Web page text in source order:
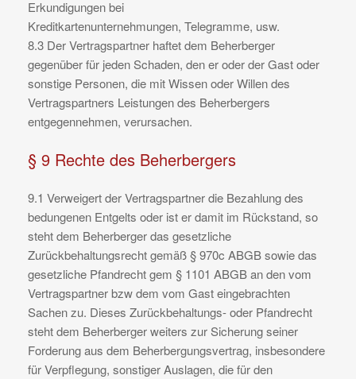
Erkundigungen bei
Kreditkartenunternehmungen, Telegramme, usw.
8.3 Der Vertragspartner haftet dem Beherberger
gegenüber für jeden Schaden, den er oder der Gast oder
sonstige Personen, die mit Wissen oder Willen des
Vertragspartners Leistungen des Beherbergers
entgegennehmen, verursachen.
§ 9 Rechte des Beherbergers
9.1 Verweigert der Vertragspartner die Bezahlung des
bedungenen Entgelts oder ist er damit im Rückstand, so
steht dem Beherberger das gesetzliche
Zurückbehaltungsrecht gemäß § 970c ABGB sowie das
gesetzliche Pfandrecht gem § 1101 ABGB an den vom
Vertragspartner bzw dem vom Gast eingebrachten
Sachen zu. Dieses Zurückbehaltungs- oder Pfandrecht
steht dem Beherberger weiters zur Sicherung seiner
Forderung aus dem Beherbergungsvertrag, insbesondere
für Verpflegung, sonstiger Auslagen, die für den